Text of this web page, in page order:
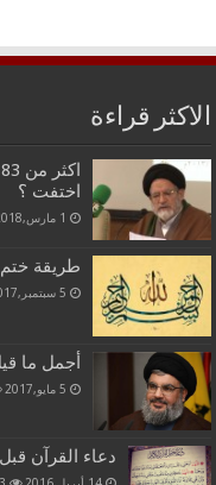
الاكثر قراءة
اختفت ؟
1 مارس,2018
طريقة
5 سبتمبر,2017
أجمل ما
5 مايو,2017
دعاء القرآن قبل